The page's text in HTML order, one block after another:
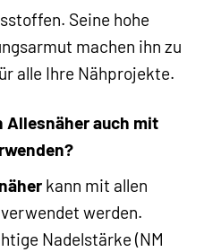
Seine hohe
machen ihn zu
alle Ihre Nähprojekte.
Allesnäher auch mit
kann mit allen
werden.
Nadelstärke (NM